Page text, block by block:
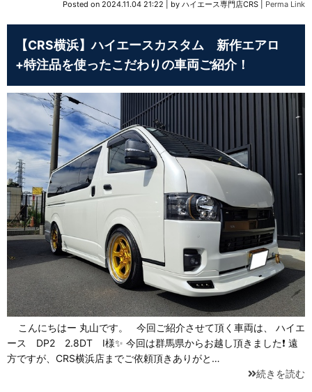
Posted on 2024.11.04 21:22 by ハイエース専門店CRS Perma Link
【CRS横浜】ハイエースカスタム 新作エアロ
+特注品を使ったこだわりの車両ご紹介！
こんにちはー 丸山です。 今回ご紹介させて頂く車両は、 ハイエ
ース DP2 2.8DT I様✨ 今回は群馬県からお越し頂きました❗ 遠
方ですが、CRS横浜店までご依頼頂きありがと…
続きを読む